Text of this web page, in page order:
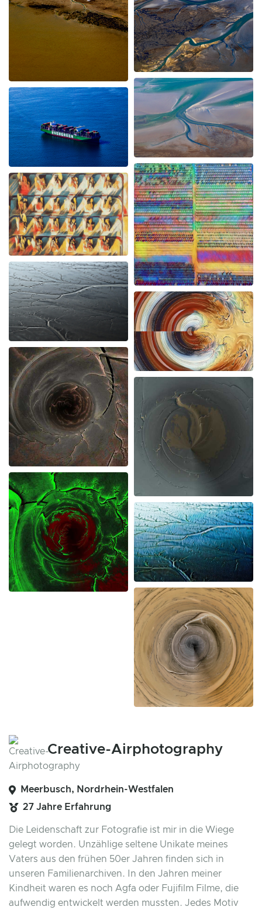
Creative-Airphotography
Meerbusch, Nordrhein-Westfalen
27 Jahre Erfahrung
Die Leidenschaft zur Fotografie ist mir in die Wiege
gelegt worden. Unzählige seltene Unikate meines
Vaters aus den frühen 50er Jahren finden sich in
unseren Familienarchiven. In den Jahren meiner
Kindheit waren es noch Agfa oder Fujifilm Filme, die
aufwendig entwickelt werden mussten. Jedes Motiv